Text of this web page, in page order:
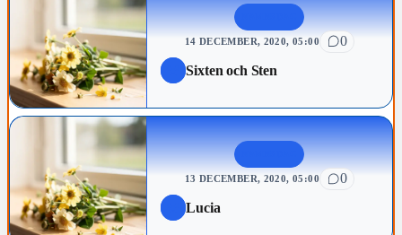
14 DECEMBER, 2020, 05:00
0
Sixten och Sten
13 DECEMBER, 2020, 05:00
0
Lucia